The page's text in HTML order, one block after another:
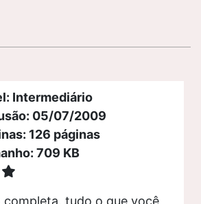
Intermediário
05/07/2009
126 páginas
709 KB
completa, tudo o que você